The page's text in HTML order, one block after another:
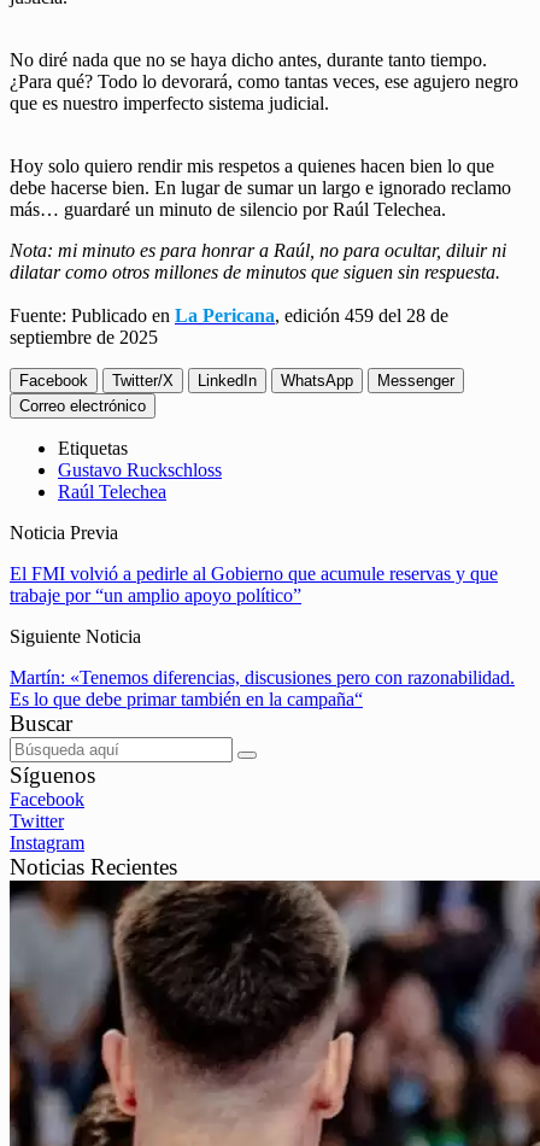
No diré nada que no se haya dicho antes, durante tanto tiempo.
¿Para qué? Todo lo devorará, como tantas veces, ese agujero negro
que es nuestro imperfecto sistema judicial.
Hoy solo quiero rendir mis respetos a quienes hacen bien lo que
debe hacerse bien. En lugar de sumar un largo e ignorado reclamo
más… guardaré un minuto de silencio por Raúl Telechea.
Nota: mi minuto es para honrar a Raúl, no para ocultar, diluir ni
dilatar como otros millones de minutos que siguen sin respuesta.
Fuente: Publicado en La Pericana, edición 459 del 28 de
septiembre de 2025
Facebook Twitter/X LinkedIn WhatsApp
Messenger
Correo electrónico
Etiquetas
Gustavo Ruckschloss
Raúl Telechea
Noticia Previa
El FMI volvió a pedirle al Gobierno que acumule reservas y que
trabaje por “un amplio apoyo político”
Siguiente Noticia
Martín: «Tenemos diferencias, discusiones pero con razonabilidad.
Es lo que debe primar también en la campaña“
Buscar
Síguenos
Facebook
Twitter
Instagram
Noticias Recientes